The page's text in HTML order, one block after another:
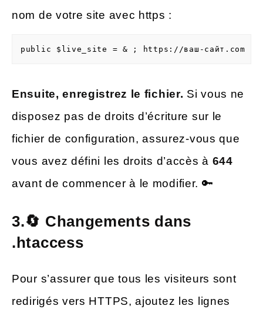
nom de votre site avec https :
public $live_site = & ; https://ваш-сайт.com ;
Ensuite, enregistrez le fichier. Si vous ne
disposez pas de droits d’écriture sur le
fichier de configuration, assurez-vous que
vous avez défini les droits d’accès à 644
avant de commencer à le modifier. 🔑
3.🔄 Changements dans
.htaccess
Pour s’assurer que tous les visiteurs sont
redirigés vers HTTPS, ajoutez les lignes